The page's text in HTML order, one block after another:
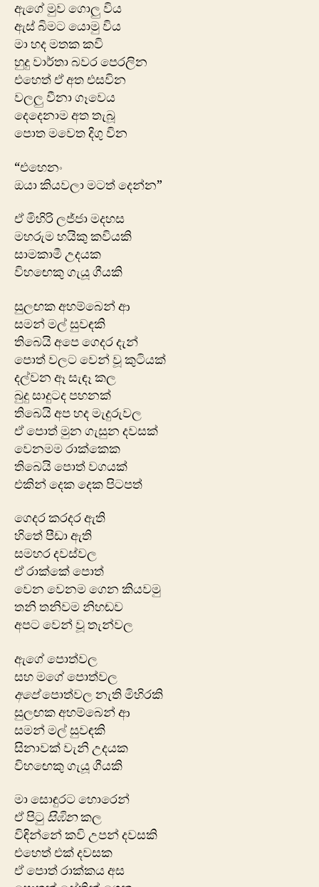
ඇගේ මුව ගොලු විය
ඇස් බිමට යොමු විය
මා හද මතක කවි
හුදු වාර්තා බවර පෙරලින
එහෙත් ඒ අත එසවින
වලලු වීනා ගෑවෙය
දෙදෙනාම අත තැබූ
පොත මවෙත දිගු වින
“එහෙනං
ඔයා කියවලා මටත් දෙන්න”
ඒ මිහිරි ලජ්ජා මදහස
මහරුම හයිකු කවියකි
සාමකාමී උදයක
විහ‍ඟෙකු ගැයූ ගීයකි
සුලඟක අහම්බෙන් ආ
සමන් මල් සුවඳකි
තිබෙයි අපෙ ගෙදර දැන්
පොත් වලට වෙන් වූ කුටියක්
දල්වන ඈ සැඳෑ කල
බුදු සාදුටද පහනක්
තිබෙයි අප හද මැදුරුවල
ඒ ‍පොත් මුන ගැසුන දවසක්
වෙනමම රාක්කෙක
තිබෙයි පොත් වගයක්
එකින් දෙක දෙක පිටපත්
ගෙදර කරදර ඇති
හිතේ පීඩා ඇති
සමහර දවස්වල
ඒ රාක්කේ පොත්
වෙන වෙනම ගෙන කියවමු
තනි තනිවම නිහඬව
අපට වෙන් වූ තැන්වල
ඇගේ පොත්වල
සහ මගේ පොත්වල
අපේපොත්වල නැති මිහිරකි
සුලඟක අහම්බෙන් ආ
සමන් මල් සුවඳකි
සිනාවක් වැනි උදයක
විහ‍ඟෙකු ගැයූ ගීයකි
මා සොඳුරට හොරෙන්
ඒ පිටු සිඹිනකල
විඳින්නේ කවි උපන් දවසකි
එහෙත් එක් දවසක
ඒ පොත් රාක්කය අස